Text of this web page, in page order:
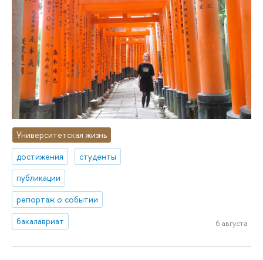
Университетская жизнь
достижения
студенты
публикации
репортаж о событии
бакалавриат
6 августа